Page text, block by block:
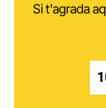
Si t'agrada